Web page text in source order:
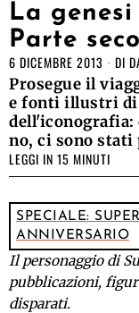
La genesi
Parte
6 DICEMBRE 2013 DI
Prosegue il
e fonti illustri di
dell'iconografia:
no, ci sono stati
LEGGI IN 15 MINUTI
SPECIALE:
ANNIVERSARIO
Il personaggio di
pubblicazioni,
disparati.